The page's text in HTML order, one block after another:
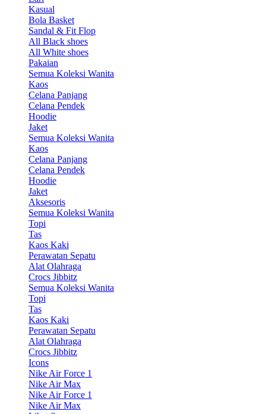
Kasual
Bola Basket
Sandal & Fit Flop
All Black shoes
All White shoes
Pakaian
Semua Koleksi Wanita
Kaos
Celana Panjang
Celana Pendek
Hoodie
Jaket
Semua Koleksi Wanita
Kaos
Celana Panjang
Celana Pendek
Hoodie
Jaket
Aksesoris
Semua Koleksi Wanita
Topi
Tas
Kaos Kaki
Perawatan Sepatu
Alat Olahraga
Crocs Jibbitz
Semua Koleksi Wanita
Topi
Tas
Kaos Kaki
Perawatan Sepatu
Alat Olahraga
Crocs Jibbitz
Icons
Nike Air Force 1
Nike Air Max
Nike Air Force 1
Nike Air Max